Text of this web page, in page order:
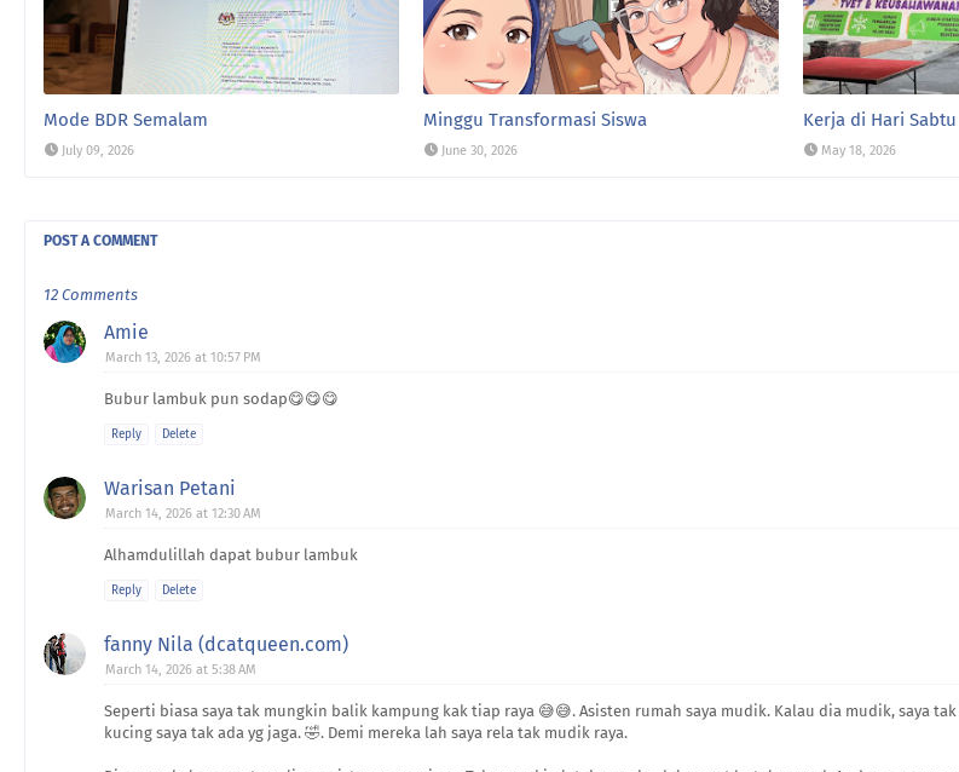
Mode BDR Semalam
July 09, 2026
Minggu Transformasi Siswa
June 30, 2026
Kerja di Hari Sabtu
May 18, 2026
POST A COMMENT
12 Comments
Amie
March 13, 2026 at 10:57 PM
Bubur lambuk pun sodap😋😋😋
Reply Delete
Warisan Petani
March 14, 2026 at 12:30 AM
Alhamdulillah dapat bubur lambuk
Reply Delete
fanny Nila (dcatqueen.com)
March 14, 2026 at 5:38 AM
Seperti biasa saya tak mungkin balik kampung kak tiap raya 😅😅. Asisten rumah saya mudik. Kalau dia mudik, saya
kucing saya tak ada yg jaga. 🤣. Demi mereka lah saya rela tak mudik raya.